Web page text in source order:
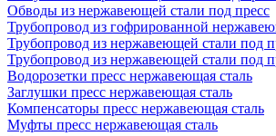
Обводы из нержавеющей стали под пресс
Трубопровод из гофрированной
Трубопровод из нержавеющей стали под
Трубопровод из нержавеющей стали под
Водорозетки пресс нержавеющая сталь
Заглушки пресс нержавеющая сталь
Компенсаторы пресс нержавеющая сталь
Муфты пресс нержавеющая сталь